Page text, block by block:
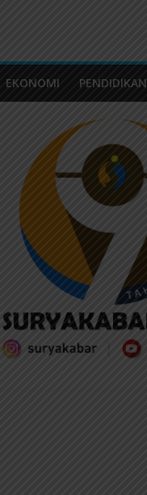
EKONOMI PENDIDIKAN